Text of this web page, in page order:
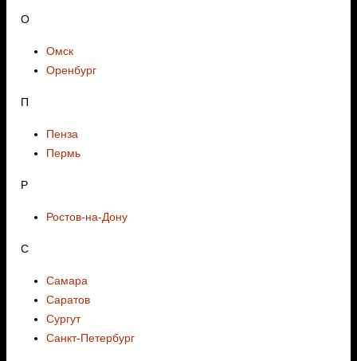
О
Омск
Оренбург
П
Пенза
Пермь
Р
Ростов-на-Дону
С
Самара
Саратов
Сургут
Санкт-Петербург